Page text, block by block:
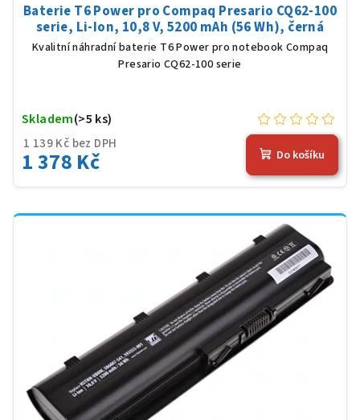
Baterie T6 Power pro Compaq Presario CQ62-100
serie, Li-Ion, 10,8 V, 5200 mAh (56 Wh), černá
Kvalitní náhradní baterie T6 Power pro notebook Compaq
Presario CQ62-100 serie
1 139 Kč bez DPH
1 378 Kč
Skladem(>5 ks)
Do košíku